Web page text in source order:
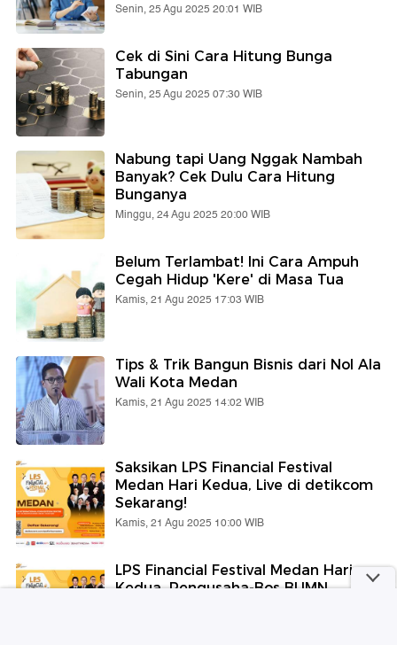
Senin, 25 Agu 2025 20:01 WIB
Cek di Sini Cara Hitung Bunga
Tabungan
Senin, 25 Agu 2025 07:30 WIB
Nabung tapi Uang Nggak Nambah
Banyak? Cek Dulu Cara Hitung
Bunganya
Minggu, 24 Agu 2025 20:00 WIB
Belum Terlambat! Ini Cara Ampuh
Cegah Hidup 'Kere' di Masa Tua
Kamis, 21 Agu 2025 17:03 WIB
Tips & Trik Bangun Bisnis dari Nol Ala
Wali Kota Medan
Kamis, 21 Agu 2025 14:02 WIB
Saksikan LPS Financial Festival
Medan Hari Kedua, Live di detikcom
Sekarang!
Kamis, 21 Agu 2025 10:00 WIB
LPS Financial Festival Medan Hari
Kedua, Pengusaha-Bos BUMN